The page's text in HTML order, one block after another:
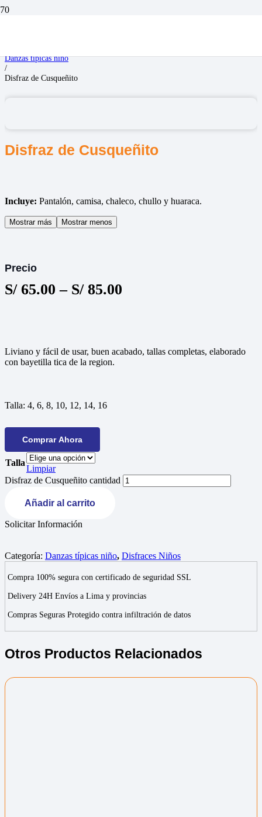
Danzas típicas niño
/
Disfraz de Cusqueñito
Disfraz de Cusqueñito
Incluye: Pantalón, camisa, chaleco, chullo y huaraca.
Mostrar más Mostrar menos
Precio
S/65.00 – S/85.00
Liviano y fácil de usar, buen acabado, tallas completas, elaborado
con bayetilla tica de la region.
Talla: 4, 6, 8, 10, 12, 14, 16
Comprar Ahora
Talla
Limpiar
Disfraz de Cusqueñito cantidad
Añadir al carrito
Solicitar Información
Categoría: Danzas típicas niño, Disfraces Niños
Compra 100% segura con certificado de seguridad SSL
Delivery 24H Envíos a Lima y provincias
Compras Seguras Protegido contra infiltración de datos
Otros Productos Relacionados